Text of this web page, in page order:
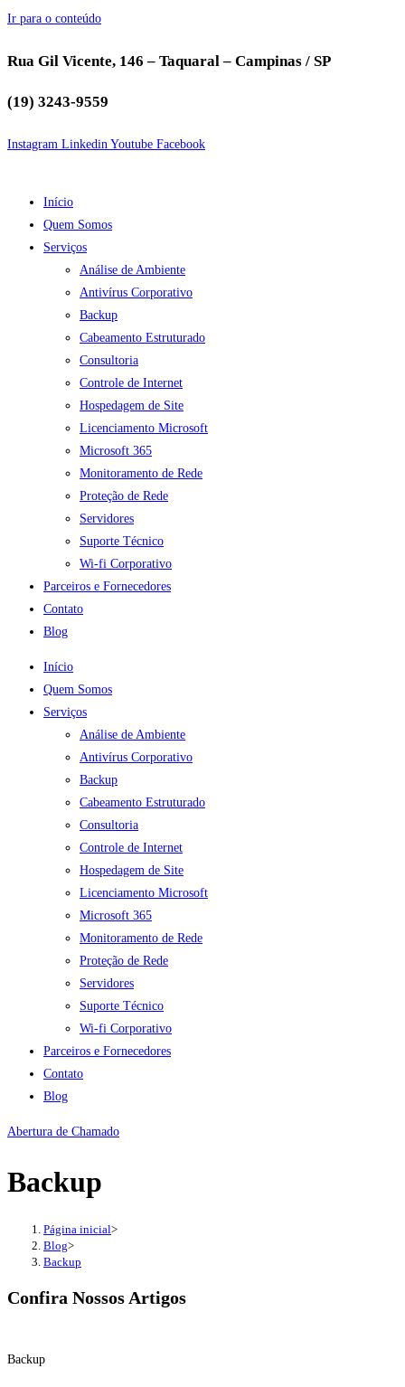
Ir para o conteúdo
Rua Gil Vicente, 146 – Taquaral – Campinas / SP
(19) 3243-9559
Instagram Linkedin Youtube Facebook
Início
Quem Somos
Serviços
Análise de Ambiente
Antivírus Corporativo
Backup
Cabeamento Estruturado
Consultoria
Controle de Internet
Hospedagem de Site
Licenciamento Microsoft
Microsoft 365
Monitoramento de Rede
Proteção de Rede
Servidores
Suporte Técnico
Wi-fi Corporativo
Parceiros e Fornecedores
Contato
Blog
Início
Quem Somos
Serviços
Análise de Ambiente
Antivírus Corporativo
Backup
Cabeamento Estruturado
Consultoria
Controle de Internet
Hospedagem de Site
Licenciamento Microsoft
Microsoft 365
Monitoramento de Rede
Proteção de Rede
Servidores
Suporte Técnico
Wi-fi Corporativo
Parceiros e Fornecedores
Contato
Blog
Abertura de Chamado
Backup
Página inicial>
Blog>
Backup
Confira Nossos Artigos
Backup